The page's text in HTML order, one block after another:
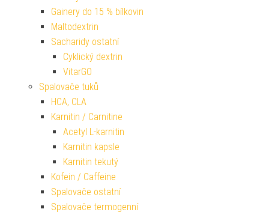
Gainery do 15 % bílkovin
Maltodextrin
Sacharidy ostatní
Cyklický dextrin
VitarGO
Spalovače tuků
HCA, CLA
Karnitin / Carnitine
Acetyl L-karnitin
Karnitin kapsle
Karnitin tekutý
Kofein / Caffeine
Spalovače ostatní
Spalovače termogenní